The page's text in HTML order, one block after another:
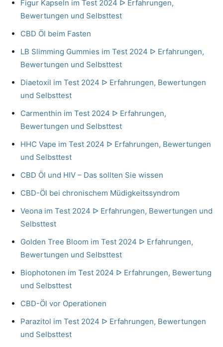
Figur Kapseln im Test 2024 ᐅ Erfahrungen,
Bewertungen und Selbsttest
CBD Öl beim Fasten
LB Slimming Gummies im Test 2024 ᐅ Erfahrungen,
Bewertungen und Selbsttest
Diaetoxil im Test 2024 ᐅ Erfahrungen, Bewertungen
und Selbsttest
Carmenthin im Test 2024 ᐅ Erfahrungen,
Bewertungen und Selbsttest
HHC Vape im Test 2024 ᐅ Erfahrungen, Bewertungen
und Selbsttest
CBD Öl und HIV – Das sollten Sie wissen
CBD-Öl bei chronischem Müdigkeitssyndrom
Veona im Test 2024 ᐅ Erfahrungen, Bewertungen und
Selbsttest
Golden Tree Bloom im Test 2024 ᐅ Erfahrungen,
Bewertungen und Selbsttest
Biophotonen im Test 2024 ᐅ Erfahrungen, Bewertung
und Selbsttest
CBD-Öl vor Operationen
Parazitol im Test 2024 ᐅ Erfahrungen, Bewertungen
und Selbsttest